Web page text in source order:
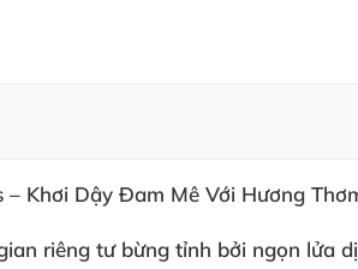
Khơi Dậy Đam Mê Với Hương
riêng tư bừng tỉnh bởi ngọn lửa